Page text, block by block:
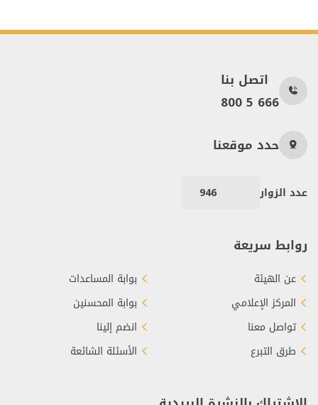
اتصل بنا
800 5 666
حدد موقعنا
عدد الزوار 946
روابط سريعة
عن الهيئة
المركز الإعلامي
تواصل معنا
طرق التبرع
بوابة المساعدات
بوابة المحسنين
انضم إلينا
الأسئلة الشائعة